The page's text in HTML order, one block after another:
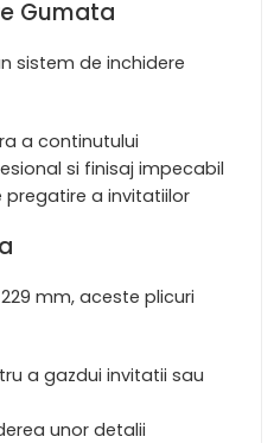
Gumata
sistem de inchidere
a continutului
si finisaj impecabil
pregatire a invitatiilor
mm, aceste plicuri
a gazdui invitatii sau
unor detalii